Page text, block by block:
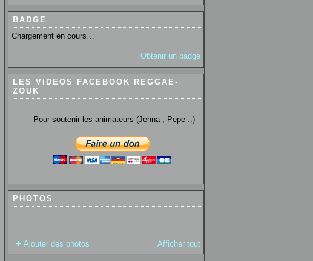
BADGE
Chargement en cours…
Obtenir un badge
LES VIDEOS FACEBOOK REGGAE-
ZOUK
Pour soutenir les animateurs (Jenna , Pepe ..)
PHOTOS
Ajouter des photos Afficher tout